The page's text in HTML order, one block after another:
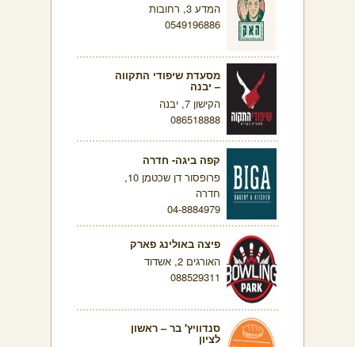
המדע 3, רחובות
0549196886
מסעדת שיפודי התקווה
– יבנה
הקישון 7, יבנה
086518888
קפה ביגה- חדרה
פרופסור דן שכטמן 10,
חדרה
04-8884979
פיצה באולינג פארק
האורגים 2, אשדוד
088529311
סנדוויץ' בר – ראשון
לציון